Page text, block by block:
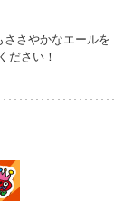
さやかなエールを
ださい！